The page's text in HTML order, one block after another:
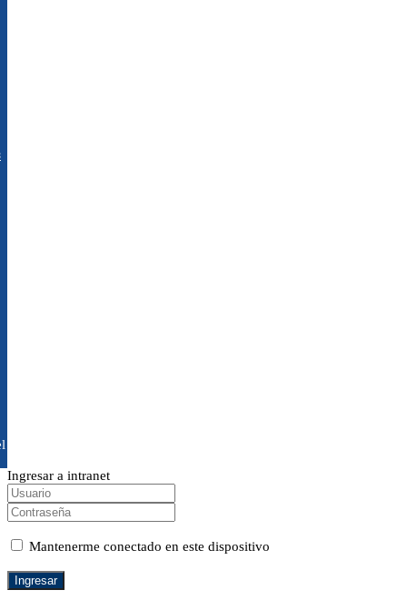
Ingresar a intranet
Mantenerme conectado en este dispositivo